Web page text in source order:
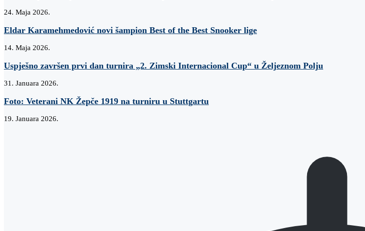
24. Maja 2026.
Eldar Karamehmedović novi šampion Best of the Best Snooker lige
14. Maja 2026.
Uspješno završen prvi dan turnira „2. Zimski Internacional Cup“ u Željeznom Polju
31. Januara 2026.
Foto: Veterani NK Žepče 1919 na turniru u Stuttgartu
19. Januara 2026.